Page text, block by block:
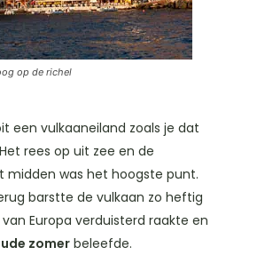
op de richel
een vulkaaneiland zoals je dat
rees op uit zee en de
midden was het hoogste punt.
barstte de vulkaan zo heftig
Europa verduisterd raakte en
zomer beleefde.